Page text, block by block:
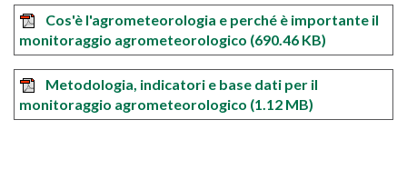
Cos'è l'agrometeorologia e perché è importante il
monitoraggio agrometeorologico (690.46 KB)
Metodologia, indicatori e base dati per il
monitoraggio agrometeorologico (1.12 MB)